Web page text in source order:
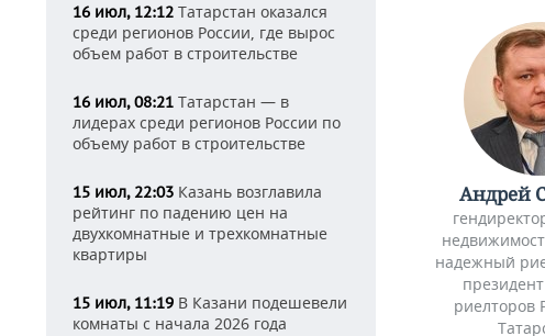
16 июл, 12:12 Татарстан оказался
среди регионов России, где вырос
объем работ в строительстве
16 июл, 08:21 Татарстан — в
лидерах среди регионов России по
объему работ в строительстве
15 июл, 22:03 Казань возглавила
рейтинг по падению цен на
двухкомнатные и трехкомнатные
квартиры
15 июл, 11:19 В Казани подешевели
комнаты с начала 2026 года
Студенец
(Верхний Услон)
Лагерная
(Кировский
район)Андрей
надежный
риелторов